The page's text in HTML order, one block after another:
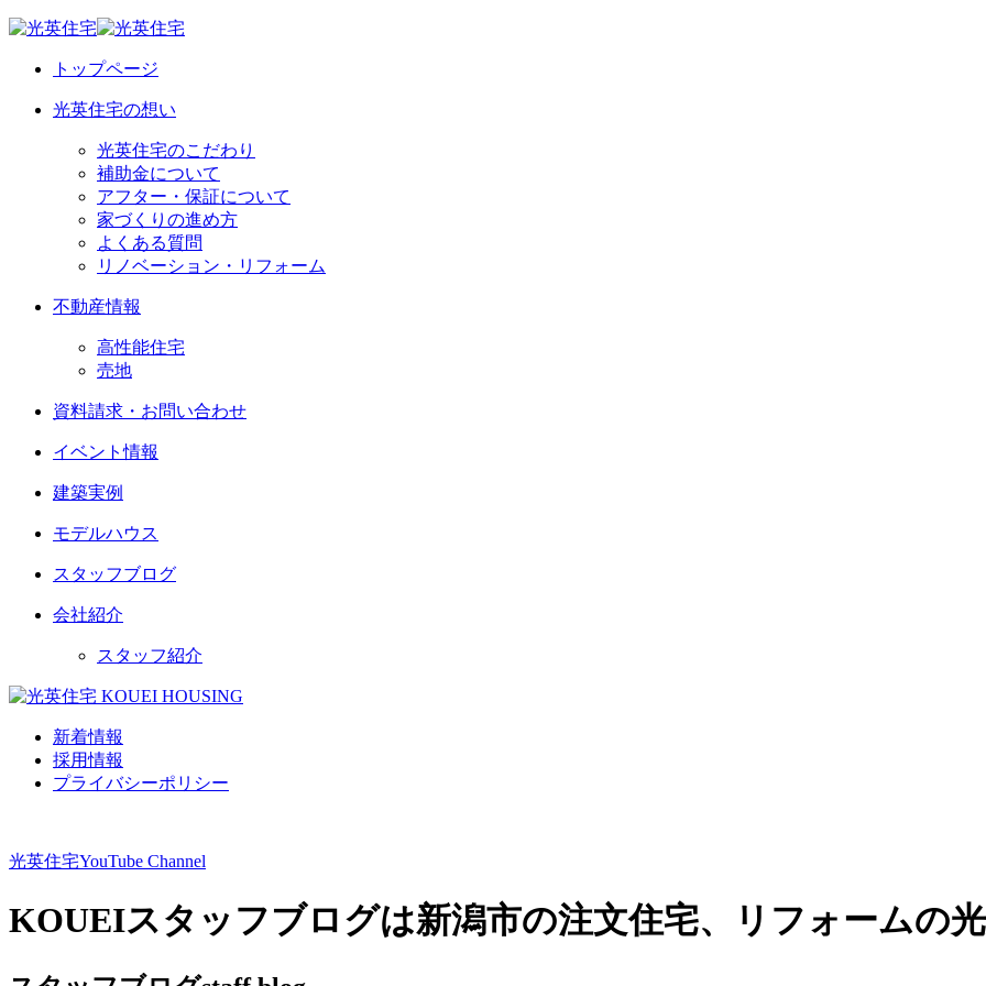
トップページ
光英住宅の想い
光英住宅のこだわり
補助金について
アフター・保証について
家づくりの進め方
よくある質問
リノベーション・リフォーム
不動産情報
高性能住宅
売地
資料請求・お問い合わせ
イベント情報
建築実例
モデルハウス
スタッフブログ
会社紹介
スタッフ紹介
新着情報
採用情報
プライバシーポリシー
光英住宅YouTube Channel
KOUEIスタッフブログは新潟市の注文住宅、リフォームの